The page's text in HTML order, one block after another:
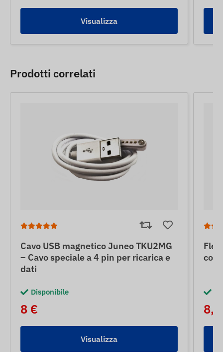
Visualizza
Prodotti correlati
Cavo USB magnetico Juneo TKU2MG
– Cavo speciale a 4 pin per ricarica e
dati
Disponibile
8 €
Visualizza
con